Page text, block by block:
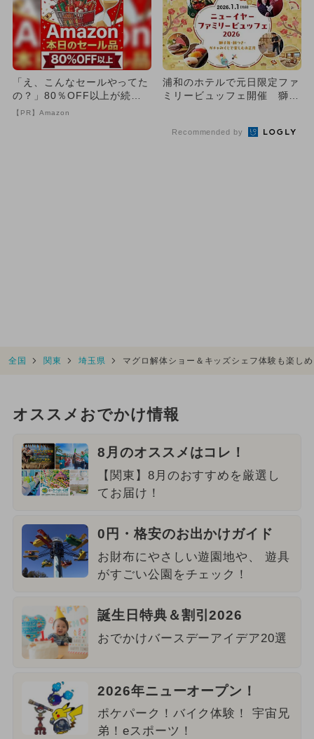
「え、こんなセールやってた
の？」80％OFF以上が続々
登場！Amazonの本気が...
【PR】Amazon
浦和のホテルで元日限定ファ
ミリービュッフェ開催 獅子
Recommended by
全国 関東 埼玉県 マグロ解体ショー＆キッズシェフ体験も楽し
オススメおでかけ情報
8月のオススメはコレ！
【関東】8月のおすすめを厳選し
てお届け！
0円・格安のお出かけガイド
お財布にやさしい遊園地や、 遊具
がすごい公園をチェック！
誕生日特典＆割引2026
おでかけバースデーアイデア20選
2026年ニューオープン！
ポケパーク！バイク体験！ 宇宙兄
弟！eスポーツ！